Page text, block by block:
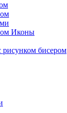
Иконы
бисером